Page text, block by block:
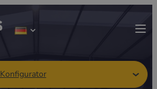
Konfigurator